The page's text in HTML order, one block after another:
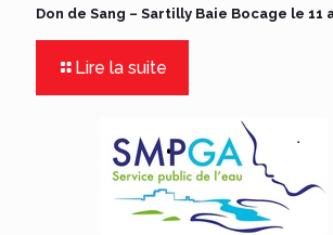
Don de Sang – Sartilly Baie Bocage le 11
Lire la suite